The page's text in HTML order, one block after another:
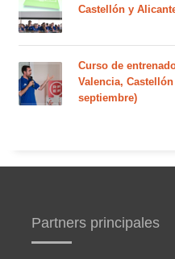
Castellón y
Curso de
Valencia,
septiembre)
Partners principales